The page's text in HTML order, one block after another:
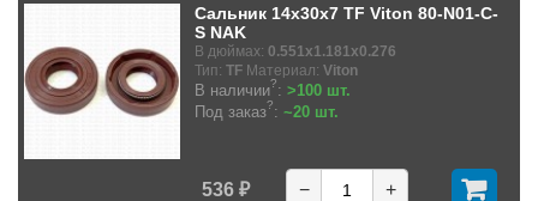
Сальник 14x30x7 TF Viton 80-N01-C-
S NAK
В дюймах: 0.551x1.181x0.276
Тип: TF Материал: Viton
В наличии?: >100 шт.
Под заказ?: ~20 шт.
536 ₽ − +